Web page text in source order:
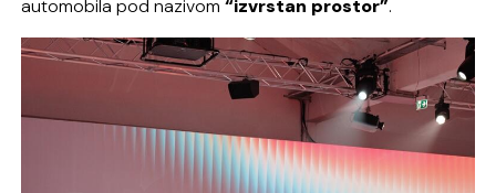
automobila pod nazivom“izvrstan prostor”.